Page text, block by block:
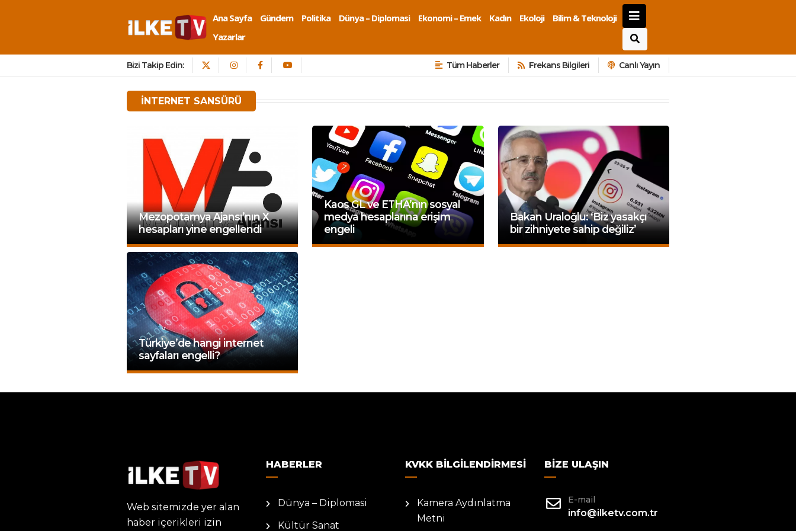
Ana Sayfa Gündem Politika Dünya – Diplomasi Ekonomi – Emek Kadın Ekoloji
Bilim & Teknoloji
Yazarlar
Bizi Takip Edin: Tüm Haberler Frekans Bilgileri Canlı Yayın
INTERNET SANSÜRÜ
Mezopotamya Ajansı’nın X
hesapları yine engellendi
Kaos GL ve ETHA’nın sosyal
medya hesaplarına erişim
engeli
Bakan Uraloğlu: ‘Biz yasakçı
bir zihniyete sahip değiliz’
Türkiye’de hangi internet
sayfaları engelli?
Web sitemizde yer alan
haber içerikleri izin
HABERLER
Dünya – Diplomasi
Kültür Sanat
KVKK BILGILENDIRMESI
Kamera Aydınlatma
Metni
BIZE ULAŞIN
E-mail
info@ilketv.com.tr